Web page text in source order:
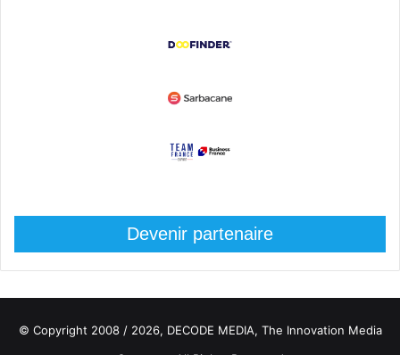
Devenir partenaire
© Copyright 2008 / 2026, DECODE MEDIA, The Innovation Media